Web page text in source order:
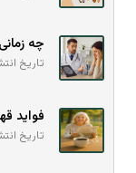
چه
تاریخ انتشار:
فواید
تاریخ انتشار: